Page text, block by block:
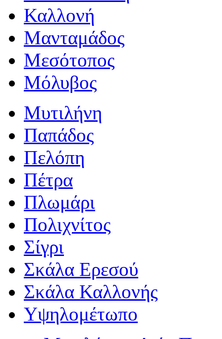
Καλλονή
Μανταμάδος
Μεσότοπος
Μόλυβος
Μυτιλήνη
Παπάδος
Πελόπη
Πέτρα
Πλωμάρι
Πολιχνίτος
Σίγρι
Σκάλα Ερεσού
Σκάλα Καλλονής
Υψηλομέτωπο